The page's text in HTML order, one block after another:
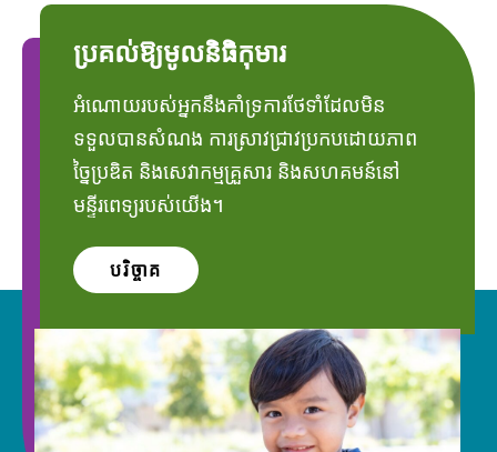
ប្រគល់ឱ្យមូលនិធិកុមារ
អំណោយរបស់អ្នកនឹងគាំទ្រការថែទាំដែលមិន
ទទួលបានសំណង ការស្រាវជ្រាវប្រកបដោយភាព
ច្នៃប្រឌិត និងសេវាកម្មគ្រួសារ និងសហគមន៍នៅ
មន្ទីរពេទ្យរបស់យើង។
បរិច្ចាគ